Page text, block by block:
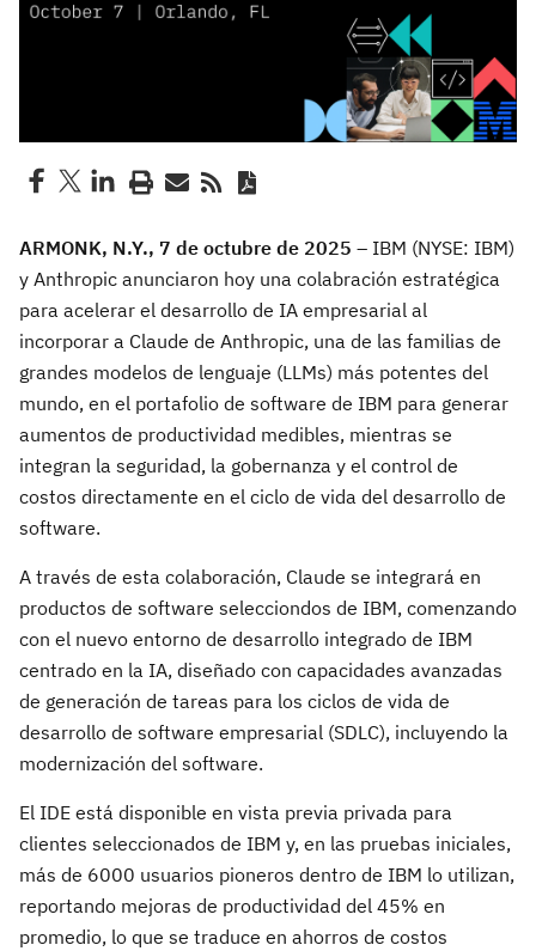
ARMONK, N.Y., 7 de octubre de 2025 – IBM (NYSE: IBM)
y Anthropic anunciaron hoy una colabración estratégica
para acelerar el desarrollo de IA empresarial al
incorporar a Claude de Anthropic, una de las familias de
grandes modelos de lenguaje (LLMs) más potentes del
mundo, en el portafolio de software de IBM para generar
aumentos de productividad medibles, mientras se
integran la seguridad, la gobernanza y el control de
costos directamente en el ciclo de vida del desarrollo de
software.
A través de esta colaboración, Claude se integrará en
productos de software selecciondos de IBM, comenzando
con el nuevo entorno de desarrollo integrado de IBM
centrado en la IA, diseñado con capacidades avanzadas
de generación de tareas para los ciclos de vida de
desarrollo de software empresarial (SDLC), incluyendo la
modernización del software.
El IDE está disponible en vista previa privada para
clientes seleccionados de IBM y, en las pruebas iniciales,
más de 6000 usuarios pioneros dentro de IBM lo utilizan,
reportando mejoras de productividad del 45% en
promedio, lo que se traduce en ahorros de costos